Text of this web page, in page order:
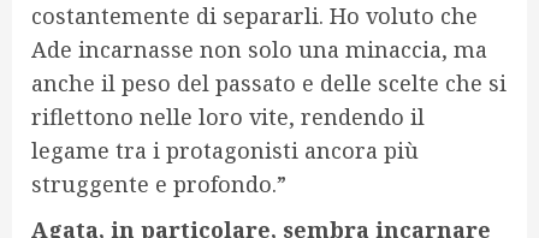
costantemente di separarli. Ho voluto che
Ade incarnasse non solo una minaccia, ma
anche il peso del passato e delle scelte che si
riflettono nelle loro vite, rendendo il
legame tra i protagonisti ancora più
struggente e profondo.”
Agata, in particolare, sembra incarnare